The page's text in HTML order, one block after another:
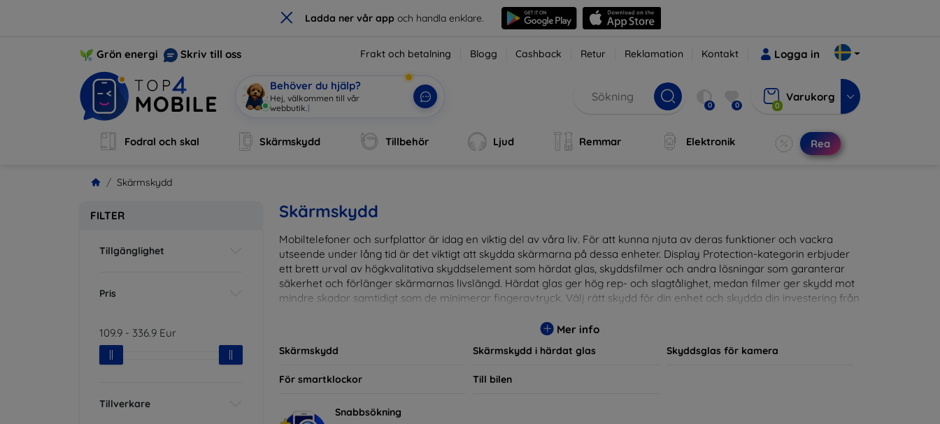
× Ladda ner vår app och handla enklare.
Grön energi Skriv till oss Frakt och betalning Blogg Cashback Retur Reklamation Kontakt Logga in
Behöver du hjälp?
J| 0 0 0
Varukorg
Fodral och skal Skärmskydd Tillbehör Ljud Remmar Elektronik Rea
Skärmskydd
FILTER
Tillgänglighet
Pris
109.9 - 336.9 Eur
Tillverkare
Skärmskydd
Mobiltelefoner och surfplattor är idag en viktig del av våra liv. För att kunna njuta av deras funktioner och vackra
utseende under lång tid är det viktigt att skydda skärmarna på dessa enheter. Display Protection-kategorin erbjuder
ett brett urval av högkvalitativa skyddselement som härdat glas, skyddsfilmer och andra lösningar som garanterar
säkerhet och förlänger skärmarnas livslängd. Härdat glas ger hög rep- och slagtålighet, medan filmer ger skydd mot
mindre skador samtidigt som de minimerar fingeravtryck. Välj rätt skydd för din enhet och skydda din investering från
modeller, vilket säkerställer att varje kund hittar det perfekta skyddet för sin enhet.
Mer info
Skärmskydd Skärmskydd i härdat glas Skyddsglas för kamera
För smartklockor Till bilen
Snabbsökning